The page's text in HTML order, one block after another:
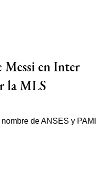
en Inter
la MLS